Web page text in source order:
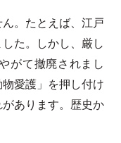
。たとえば、江戸
た。しかし、厳し
がて撤廃されまし
愛護」を押し付け
あります。歴史か